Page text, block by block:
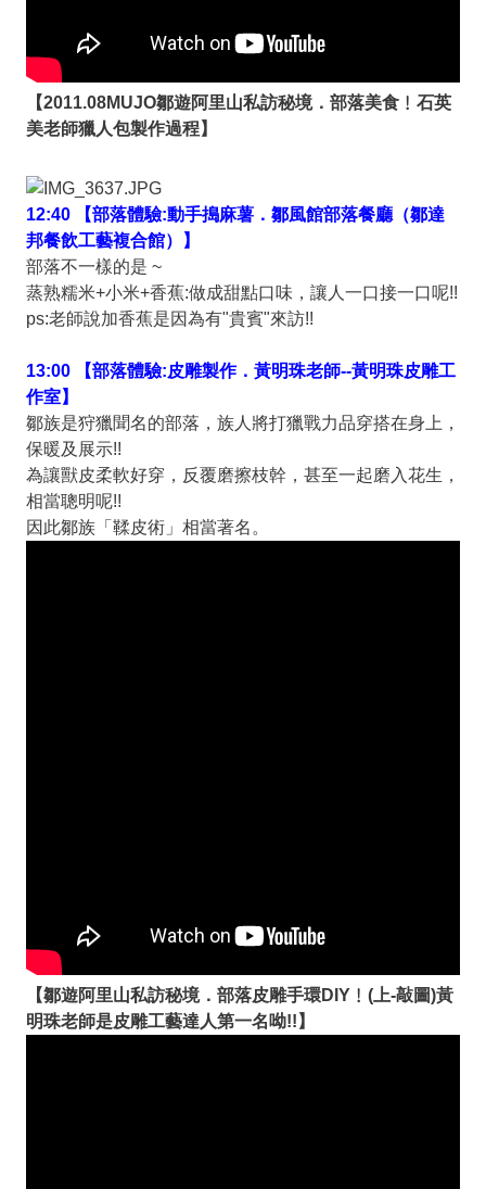
【2011.08MUJO鄒遊阿里山私訪秘境．部落美食﹗石英
美老師獵人包製作過程】
12:40 【部落體驗:動手搗麻薯．鄒風館部落餐廳（鄒達
邦餐飲工藝複合館）】
部落不一樣的是 ~
蒸熟糯米+小米+香蕉:做成甜點口味，讓人一口接一口呢!!
ps:老師說加香蕉是因為有"貴賓"來訪!!
13:00
【部落體驗:皮雕製作．黃明珠老師--黃明珠皮雕工
作室】
鄒族是狩獵聞名的部落，族人將打獵戰力品穿搭在身上，
保暖及展示!!
為讓獸皮柔軟好穿，反覆磨擦枝幹，甚至一起磨入花生，
相當聰明呢!!
因此鄒族「鞣皮術」相當著名。
【鄒遊阿里山私訪秘境．部落皮雕手環DIY﹗(上-敲圖)黃
明珠老師是皮雕工藝達人第一名呦!!】